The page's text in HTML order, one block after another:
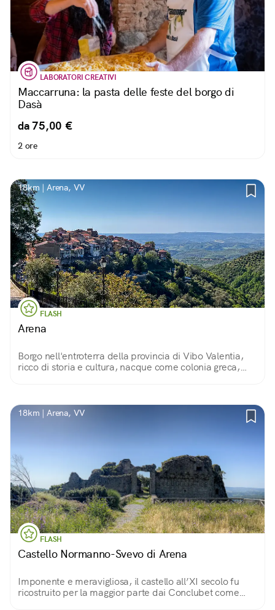
LABORATORI CREATIVI
Maccarruna: la pasta delle feste del borgo di
Dasà
da 75,00 €
2 ore
18km | Arena, VV
FLASH
Arena
Borgo nell'entroterra della provincia di Vibo Valentia,
ricco di storia e cultura, nacque come colonia greca,
18km | Arena, VV
FLASH
Castello Normanno-Svevo di Arena
Imponente e meravigliosa, il castello all’XI secolo fu
ricostruito per la maggior parte dai Conclubet come